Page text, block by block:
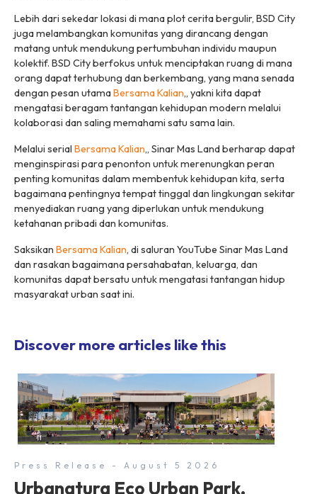
Lebih dari sekedar lokasi di mana plot cerita bergulir, BSD City
juga melambangkan komunitas yang dirancang dengan
matang untuk mendukung pertumbuhan individu maupun
kolektif. BSD City berfokus untuk menciptakan ruang di mana
orang dapat terhubung dan berkembang, yang mana senada
dengan pesan utamaBersama Kalian,, yakni kita dapat
mengatasi beragam tantangan kehidupan modern melalui
kolaborasi dan saling memahami satu sama lain.
Melalui serial Bersama Kalian,, Sinar Mas Land berharap dapat
menginspirasi para penonton untuk merenungkan peran
penting komunitas dalam membentuk kehidupan kita, serta
bagaimana pentingnya tempat tinggal dan lingkungan sekitar
menyediakan ruang yang diperlukan untuk mendukung
ketahanan pribadi dan komunitas.
Saksikan Bersama Kalian, di saluran YouTube Sinar Mas Land
dan rasakan bagaimana persahabatan, keluarga, dan
komunitas dapat bersatu untuk mengatasi tantangan hidup
masyarakat urban saat ini.
Discover more articles like this
Press Release - August 5 2026
Urbanatura Eco Urban Park,